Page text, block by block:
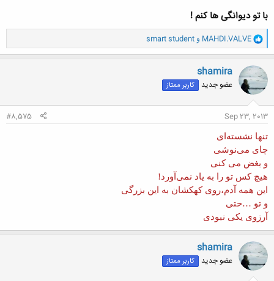
با تو دیوانگی ها کنم !
و
ا
ک
ن
ش
ه
ا
MAHDI.VALVE و smart student
shamira
عضو جدید کاربر ممتاز
Sep 23, 2013
#8,575
تنها نشسته‌ای
چای می‌نوشی
و بغض می کنی
هیچ‌ کس تو را به یاد نمی‌آورد!
این همه آدم،روی کهکشان به این بزرگی
و تو …حتی
آرزوی یکی نبودی
shamira
عضو جدید کاربر ممتاز